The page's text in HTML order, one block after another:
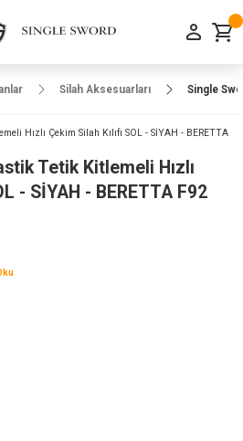
Silah Aksesuarları Single
Tetik Kitlemeli Hızlı
- SİYAH - BERETTA F92